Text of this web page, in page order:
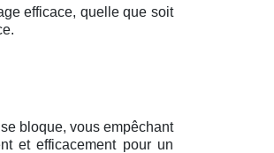
efficace, quelle que soit
bloque, vous empêchant
et efficacement pour un